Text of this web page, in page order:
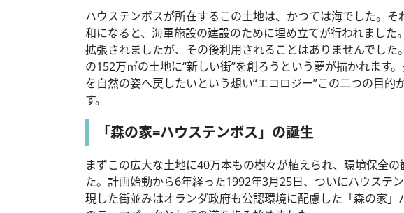
ハウステンボスが所在するこの土地は、かつては海でした。
和になると、海軍施設の建設のために埋め立てが行われまし
拡張されましたが、その後利用されることはありませんでし
の152万㎡の土地に“新しい街”を創ろうという夢が描かれます
を自然の姿へ戻したいという想い“エコロジー”この二つの目
す。
「森の家=ハウステンボス」の誕生
まずこの広大な土地に40万本もの樹々が植えられ、環境保全
た。計画始動から6年経った1992年3月25日、ついにハウステ
現した街並みはオランダ政府も公認環境に配慮した「森の家